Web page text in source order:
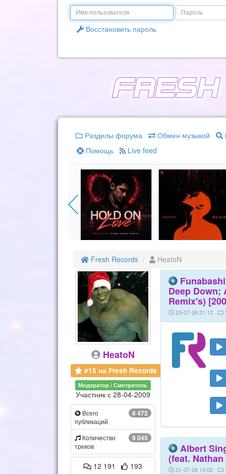
Email
Пароль
Восстановить пароль
Разделы форума Обмен музыкой
Помощь
Live feed
Fresh Records HeatoN
HeatoN
#15 на Fresh Records
Модератор / Смотритель
Участник с 28-04-2009
6 472
Всего
публикаций
9 045
Количество
треков
12 191
193
Deep Down;
Remix's)
23-07-26 21:12
Albert
(feat.
21-07-26 14:02